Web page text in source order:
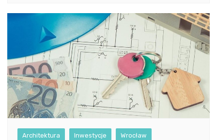
Architektura Inwestycje Wrocław